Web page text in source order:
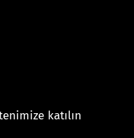
katılın